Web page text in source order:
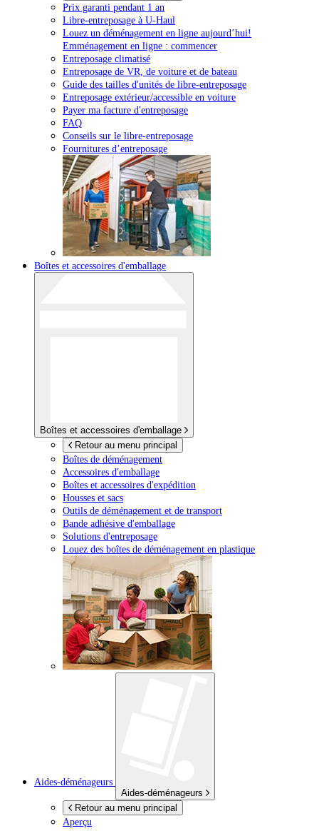
Prix garanti pendant 1 an
Libre-entreposage à U-Haul
Louez un déménagement en ligne aujourd’hui!
Emménagement en ligne : commencer
Entreposage climatisé
Entreposage de VR, de voiture et de bateau
Guide des tailles d'unités de libre-entreposage
Entreposage extérieur/accessible en voiture
Payer ma facture d'entreposage
FAQ
Conseils sur le libre-entreposage
Fournitures d’entreposage
Boîtes et accessoires d'emballage
Boîtes et accessoires d'emballage
Retour au menu principal
Boîtes de déménagement
Accessoires d'emballage
Boîtes et accessoires d'expédition
Housses et sacs
Outils de déménagement et de transport
Bande adhésive d'emballage
Solutions d'entreposage
Louez des boîtes de déménagement en plastique
Aides-déménageurs
Aides-déménageurs
Retour au menu principal
Aperçu